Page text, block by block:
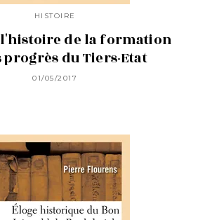
HISTOIRE
l'histoire de la formation
progrès du Tiers-Etat
01/05/2017